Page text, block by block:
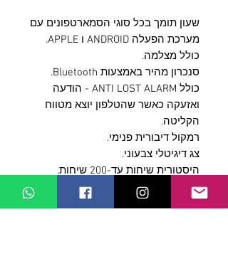
שעון תומך בכל סוגי הסמארטפונים עם
מערכת הפעלה ANDROID ו APPLE.
כולל מצלמה.
סנכרון מהיר באמצעות Bluetooth.
כולל ANTI LOST ALARM - הודעה
ואזעקה כאשר שהטלפון יוצא מטווח
הקליטה.
רמקול דיבורית פנימי.
צג דיגיטלי צבעוני.
היסטורית שיחות עד-200 שיחות.
רשימת שיחות.
חיוג מקוצר.